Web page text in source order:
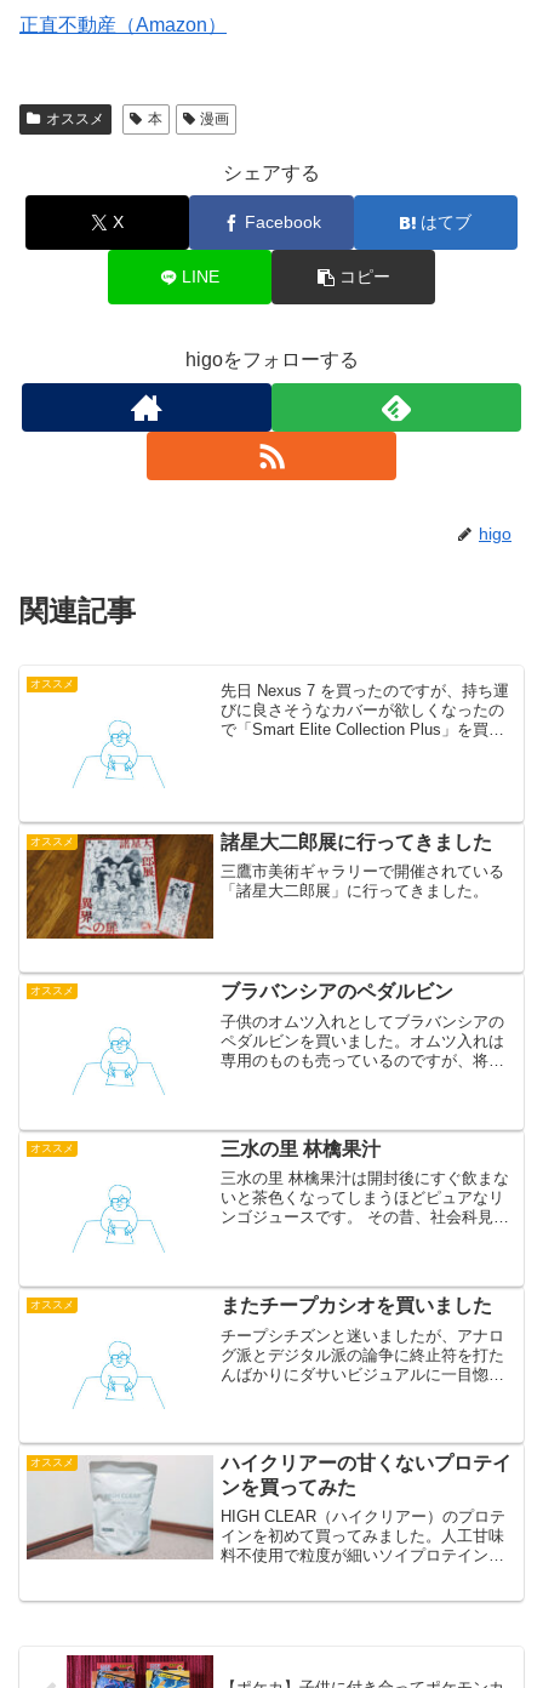
正直不動産（Amazon）
オススメ 本 漫画
シェアする
X Facebook はてブ
LINE コピー
higoをフォローする
higo
関連記事
オススメ
先日 Nexus 7 を買ったのですが、持ち運
びに良さそうなカバーが欲しくなったの
で「Smart Elite Collection Plus」を買い
オススメ 諸星大二郎展に行ってきました
三鷹市美術ギャラリーで開催されている
「諸星大二郎展」に行ってきました。
オススメ ブラバンシアのペダルビン
子供のオムツ入れとしてブラバンシアの
ペダルビンを買いました。オムツ入れは
専用のものも売っているのですが、将来
る12Lタイプがおすすめ...
オススメ 三水の里 林檎果汁
三水の里 林檎果汁は開封後にすぐ飲まな
いと茶色くなってしまうほどピュアなリ
ンゴジュースです。 その昔、社会科見学
ないだけに、開封後は...
オススメ またチープカシオを買いました
チープシチズンと迷いましたが、アナロ
グ派とデジタル派の論争に終止符を打た
んばかりにダサいビジュアルに一目惚れ
時計はこうでなくちゃ...
オススメ
ハイクリアーの甘くないプロテイ
ンを買ってみた
HIGH CLEAR（ハイクリアー）のプロテ
インを初めて買ってみました。人工甘味
料不使用で粒度が細いソイプロテインで